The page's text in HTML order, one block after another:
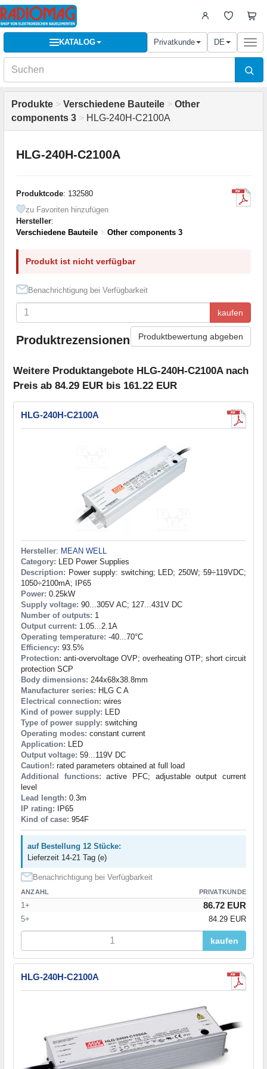
KATALOG Privatkunde DE
Produkte > Verschiedene Bauteile > Other
components 3 > HLG-240H-C2100A
HLG-240H-C2100A
Produktcode: 132580
zu Favoriten hinzufügen
Hersteller:
Verschiedene Bauteile > Other components 3
Produkt ist nicht verfügbar
Benachrichtigung bei Verfügbarkeit
kaufen
Produktrezensionen Produktbewertung abgeben
Weitere Produktangebote HLG-240H-C2100A nach
Preis ab 84.29 EUR bis 161.22 EUR
HLG-240H-C2100A
Hersteller: MEAN WELL
Category: LED Power Supplies
Description: Power supply: switching; LED; 250W; 59÷119VDC;
1050÷2100mA; IP65
Power: 0.25kW
Supply voltage: 90...305V AC; 127...431V DC
Number of outputs: 1
Output current: 1.05...2.1A
Operating temperature: -40...70°C
Efficiency: 93.5%
Protection: anti-overvoltage OVP; overheating OTP; short circuit
protection SCP
Body dimensions: 244x68x38.8mm
Manufacturer series: HLG C A
Electrical connection: wires
Kind of power supply: LED
Type of power supply: switching
Operating modes: constant current
Application: LED
Output voltage: 59...119V DC
Caution!: rated parameters obtained at full load
Additional functions: active PFC; adjustable output current
level
Lead length: 0.3m
IP rating: IP65
Kind of case: 954F
auf Bestellung 12 Stücke:
Lieferzeit 14-21 Tag (e)
Benachrichtigung bei Verfügbarkeit
ANZAHL PRIVATKUNDE
1+ 86.72 EUR
5+ 84.29 EUR
kaufen
HLG-240H-C2100A